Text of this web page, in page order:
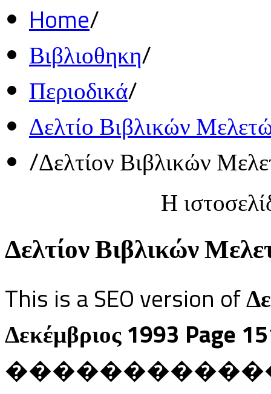
Home/
Βιβλιοθηκη/
Περιοδικά/
Δελτίο Βιβλικών
/Δελτίον Βιβλικών
Η
Δελτίον Βιβλικών
This is a SEO version of
Δεκέμβριος 1993 Page
������������